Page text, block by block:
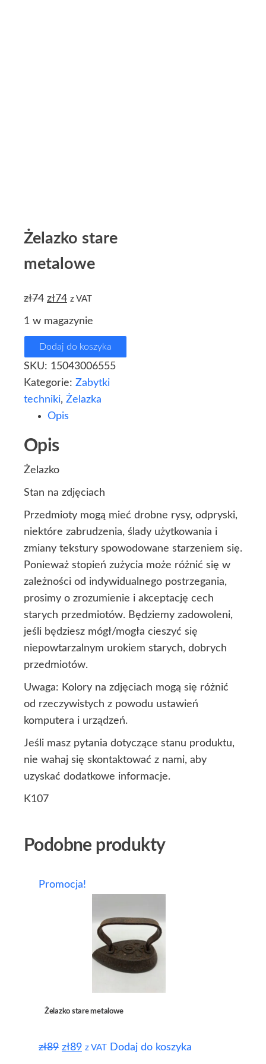
Żelazko stare
metalowe
zł74 zł74 z VAT
1 w magazynie
Dodaj do koszyka
SKU: 15043006555
Kategorie: Zabytki
techniki, Żelazka
Opis
Opis
Żelazko
Stan na zdjęciach
Przedmioty mogą mieć drobne rysy, odpryski,
niektóre zabrudzenia, ślady użytkowania i
zmiany tekstury spowodowane starzeniem się.
Ponieważ stopień zużycia może różnić się w
zależności od indywidualnego postrzegania,
prosimy o zrozumienie i akceptację cech
starych przedmiotów. Będziemy zadowoleni,
jeśli będziesz mógł/mogła cieszyć się
niepowtarzalnym urokiem starych, dobrych
przedmiotów.
Uwaga: Kolory na zdjęciach mogą się różnić
od rzeczywistych z powodu ustawień
komputera i urządzeń.
Jeśli masz pytania dotyczące stanu produktu,
nie wahaj się skontaktować z nami, aby
uzyskać dodatkowe informacje.
K107
Podobne produkty
Promocja!
Żelazko stare metalowe
zł89 zł89 z VAT Dodaj do koszyka